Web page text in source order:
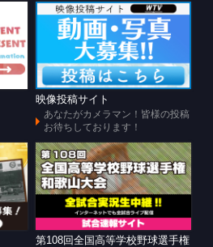
映像投稿サイト
あなたがカメラマン！皆様の投稿
お待ちしております！
第108回全国高等学校野球選手権